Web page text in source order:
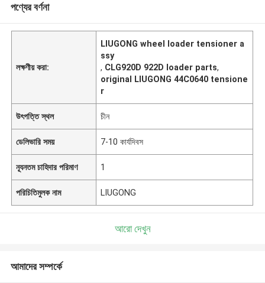
পণ্যের বর্ণনা
লক্ষণীয় করা:
LIUGONG wheel loader tensioner a
ssy
, CLG920D 922D loader parts,
original LIUGONG 44C0640 tensione
r
উৎপত্তি স্থল চীন
ডেলিভারি সময় 7-10 কার্যদিবস
ন্যূনতম চাহিদার পরিমাণ 1
পরিচিতিমুলক নাম LIUGONG
আরো দেখুন
আমাদের সম্পর্কে